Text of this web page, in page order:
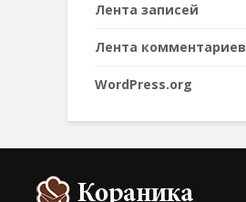
Лента записей
Лента комментариев
WordPress.org